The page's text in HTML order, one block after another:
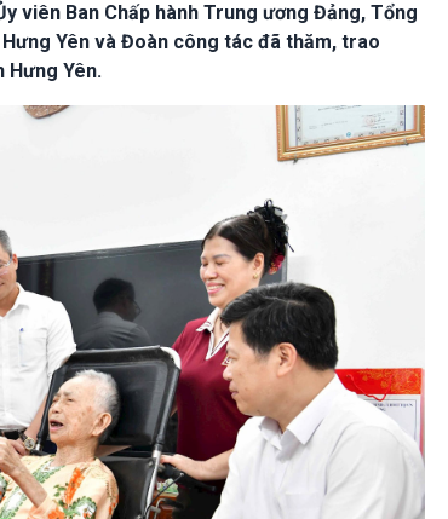
viên Ban Chấp hành Trung ương Đảng, Tổng
Yên và Đoàn công tác đã thăm, trao
Hưng Yên.